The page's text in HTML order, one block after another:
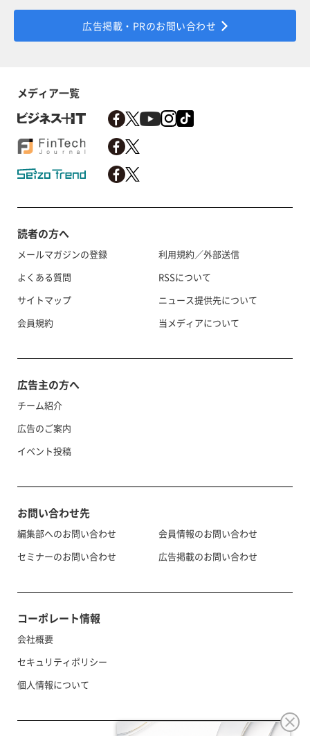
広告掲載・PRのお問い合わせ
メディア一覧
読者の方へ
メールマガジンの登録
よくある質問
サイトマップ
会員規約
利用規約／外部送信
RSSについて
ニュース提供先について
当メディアについて
広告主の方へ
チーム紹介
広告のご案内
イベント投稿
お問い合わせ先
編集部へのお問い合わせ
セミナーのお問い合わせ
会員情報のお問い合わせ
広告掲載のお問い合わせ
コーポレート情報
会社概要
セキュリティポリシー
個人情報について